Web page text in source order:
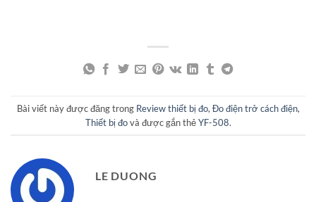
Bài viết này được đăng trong Review thiết bị đo, Đo điện trở cách điện,
Thiết bị đovà được gắn thẻYF-508.
LE DUONG